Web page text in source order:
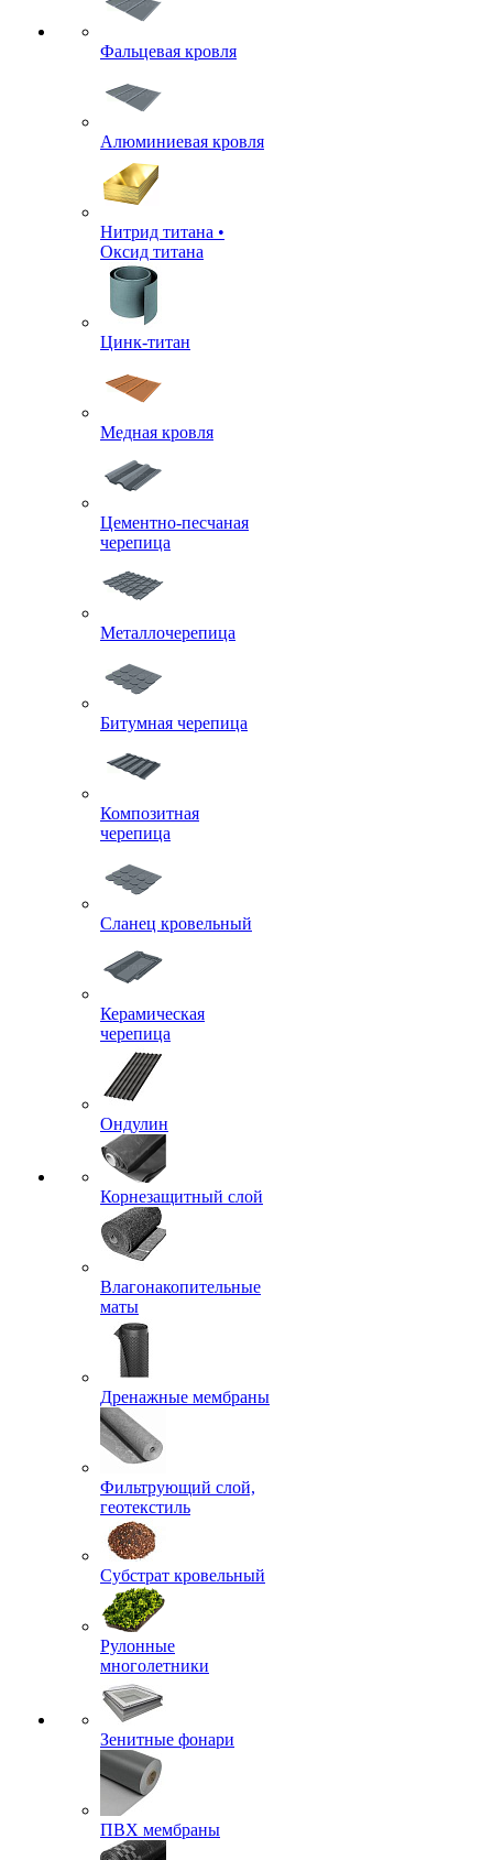
Фальцевая кровля
Алюминиевая кровля
Нитрид титана •
Оксид титана
Цинк-титан
Медная кровля
Цементно-песчаная
черепица
Металлочерепица
Битумная черепица
Композитная
черепица
Сланец кровельный
Керамическая
черепица
Ондулин
Корнезащитный слой
Влагонакопительные
маты
Дренажные мембраны
Фильтрующий слой,
геотекстиль
Субстрат кровельный
Рулонные
многолетники
Зенитные фонари
ПВХ мембраны